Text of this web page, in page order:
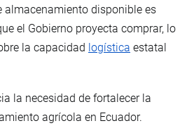
almacenamiento disponible es
el Gobierno proyecta comprar, lo
la capacidad logística estatal
la necesidad de fortalecer la
agrícola en Ecuador.